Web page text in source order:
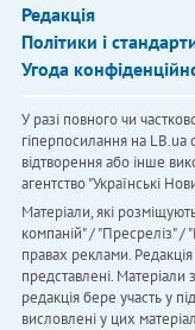
Редакція
Політики і
Угода
У разі повного чи
гіперпосилання на
відтворення або інше
агентство "Українськi
Матеріали, які
компаній" / "Пресреліз" /
правах реклами.
представлені.
редакція бере участь у
висловлені у цих